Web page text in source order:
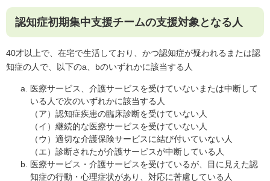
認知症初期集中支援チームの支援対象となる人
40才以上で、在宅で生活しており、かつ認知症が疑われるまたは認
知症の人で、以下のa、bのいずれかに該当する人
医療サービス、介護サービスを受けていないまたは中断して
いる人で次のいずれかに該当する人
（ア）認知症疾患の臨床診断を受けていない人
（イ）継続的な医療サービスを受けていない人
（ウ）適切な介護保険サービスに結び付いていない人
（エ）診断されたが介護サービスが中断している人
医療サービス・介護サービスを受けているが、目に見えた認
知症の行動・心理症状があり、対応に苦慮している人